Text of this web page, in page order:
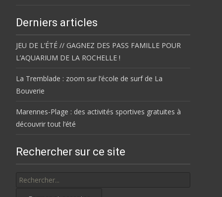
Derniers articles
JEU DE L’ÉTÉ // GAGNEZ DES PASS FAMILLE POUR
L’AQUARIUM DE LA ROCHELLE !
La Tremblade : zoom sur l’école de surf de La
Bouverie
Marennes-Plage : des activités sportives gratuites à
découvrir tout l’été
Rechercher sur ce site